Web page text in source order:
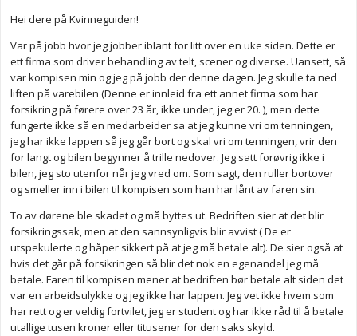
Hei dere på Kvinneguiden!
Var på jobb hvor jeg jobber iblant for litt over en uke siden. Dette er
ett firma som driver behandling av telt, scener og diverse. Uansett, så
var kompisen min og jeg på jobb der denne dagen. Jeg skulle ta ned
liften på varebilen (Denne er innleid fra ett annet firma som har
forsikring på førere over 23 år, ikke under, jeg er 20. ), men dette
fungerte ikke så en medarbeider sa at jeg kunne vri om tenningen,
jeg har ikke lappen så jeg går bort og skal vri om tenningen, vrir den
for langt og bilen begynner å trille nedover. Jeg satt forøvrig ikke i
bilen, jeg sto utenfor når jeg vred om. Som sagt, den ruller bortover
og smeller inn i bilen til kompisen som han har lånt av faren sin.
To av dørene ble skadet og må byttes ut. Bedriften sier at det blir
forsikringssak, men at den sannsynligvis blir avvist ( De er
utspekulerte og håper sikkert på at jeg må betale alt). De sier også at
hvis det går på forsikringen så blir det nok en egenandel jeg må
betale. Faren til kompisen mener at bedriften bør betale alt siden det
var en arbeidsulykke og jeg ikke har lappen. Jeg vet ikke hvem som
har rett og er veldig fortvilet, jeg er student og har ikke råd til å betale
utallige tusen kroner eller titusener for den saks skyld.